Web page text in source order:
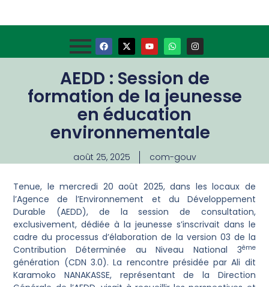
AEDD : Session de
formation de la jeunesse
en éducation
environnementale
août 25, 2025 com-gouv
Tenue, le mercredi 20 août 2025, dans les locaux de
l’Agence de l’Environnement et du Développement
Durable (AEDD), de la session de consultation,
exclusivement, dédiée à la jeunesse s’inscrivait dans le
cadre du processus d’élaboration de la version 03 de la
Contribution Déterminée au Niveau National 3ème
génération (CDN 3.0). La rencontre présidée par Ali dit
Karamoko NANAKASSE, représentant de la Direction